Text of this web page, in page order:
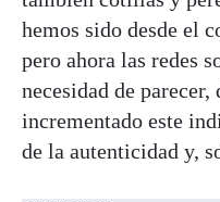
hemos sido desde el
pero ahora las redes
necesidad de parecer,
incrementado este
de la autenticidad y,